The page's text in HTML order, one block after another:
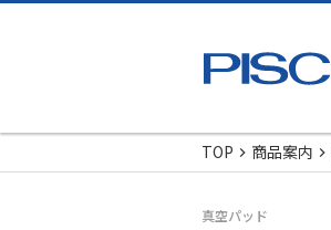
TOP
商品案内
真空パッド